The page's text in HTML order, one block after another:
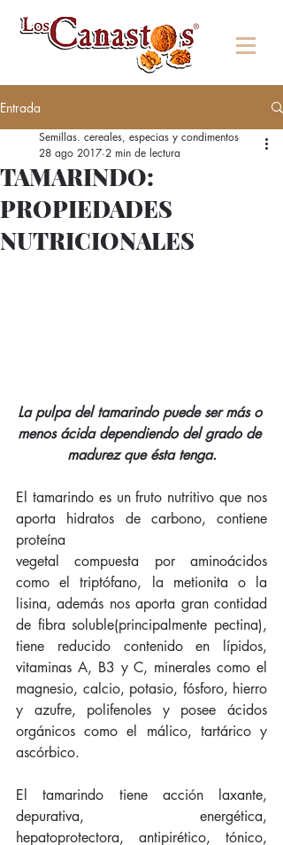
Entrada
TAMARINDO:
PROPIEDADES
NUTRICIONALES
Semillas. cereales, especias y condimentos
28 ago 2017 2 min de lectura
La pulpa del tamarindo puede ser más o
menos ácida dependiendo del grado de
madurez que ésta tenga.
El tamarindo es un fruto nutritivo que nos
aporta hidratos de carbono, contiene
proteína
vegetal compuesta por aminoácidos
como el triptófano, la metionita o la
lisina, además nos aporta gran contidad
de fibra soluble(principalmente pectina),
tiene reducido contenido en lípidos,
vitaminas A, B3 y C, minerales como el
magnesio, calcio, potasio, fósforo, hierro
y azufre, polifenoles y posee ácidos
orgánicos como el málico, tartárico y
ascórbico.
El tamarindo tiene acción laxante,
depurativa, energética,
hepatoprotectora, antipirético, tónico,